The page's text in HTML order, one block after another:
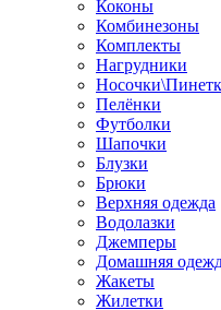
Коконы
Комбинезоны
Комплекты
Нагрудники
Пелёнки
Футболки
Шапочки
Блузки
Брюки
Верхняя одежда
Водолазки
Джемперы
Домашняя
Жакеты
Жилетки